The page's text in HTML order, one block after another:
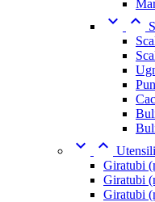
 
 
Giratubi
Giratubi
Giratubi